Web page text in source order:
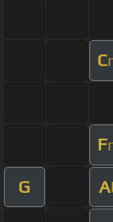
C
F
G A